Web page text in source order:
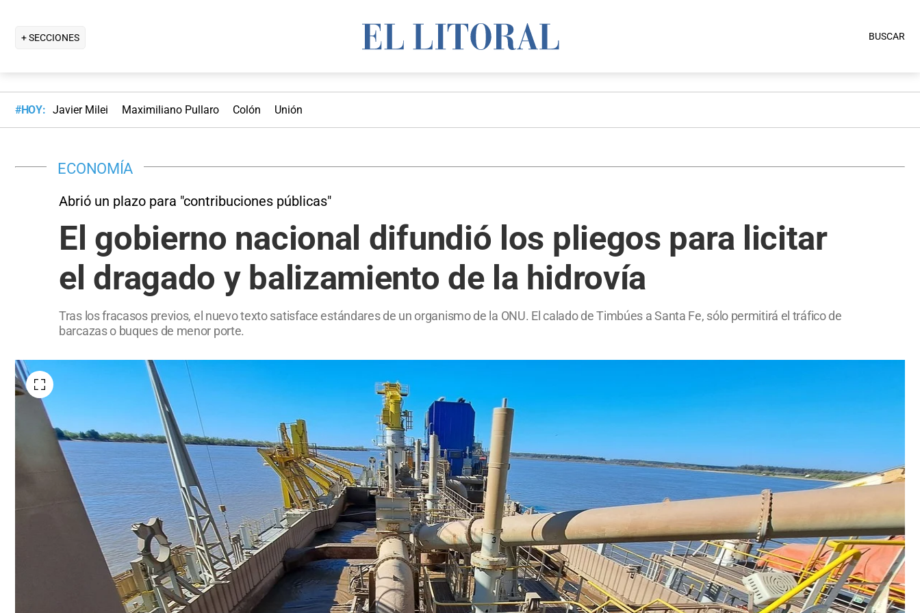
+ SECCIONES BUSCAR
#HOY: Javier Milei Maximiliano Pullaro Colón Unión
ECONOMÍA
Abrió un plazo para "contribuciones públicas"
El gobierno nacional difundió los pliegos para licitar
el dragado y balizamiento de la hidrovía
Tras los fracasos previos, el nuevo texto satisface estándares de un organismo de la ONU. El calado de Timbúes a Santa Fe, sólo permitirá el tráfico de
barcazas o buques de menor porte.